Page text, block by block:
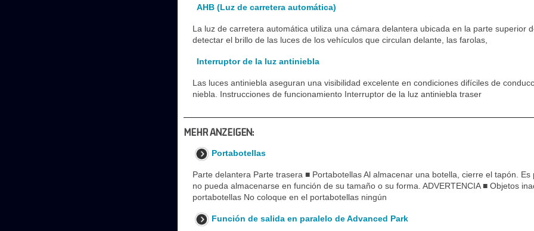
AHB (Luz de carretera automática)
La luz de carretera automática utiliza una cámara delantera ubicada en la parte superior
detectar el brillo de las luces de los vehículos que circulan delante, las farolas,
Interruptor de la luz antiniebla
Las luces antiniebla aseguran una visibilidad excelente en condiciones difíciles de
niebla. Instrucciones de funcionamiento Interruptor de la luz antiniebla traser
MEHR ANZEIGEN:
Portabotellas
Parte delantera Parte trasera ■ Portabotellas Al almacenar una botella, cierre el tapón. Es
no pueda almacenarse en función de su tamaño o su forma. ADVERTENCIA ■ Objetos
portabotellas No coloque en el portabotellas ningún
Función de salida en paralelo de Advanced Park